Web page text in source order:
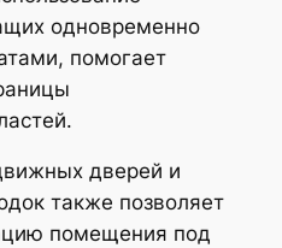
одновременно
помогает
дверей и
также позволяет
помещения под